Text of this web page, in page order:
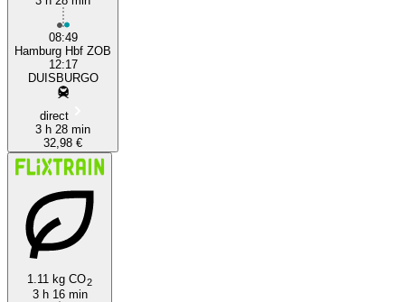
08:49
Hamburg Hbf ZOB
12:17
DUISBURGO
direct
3 h 28 min
32,98 €
1.11 kg CO2
3 h 16 min